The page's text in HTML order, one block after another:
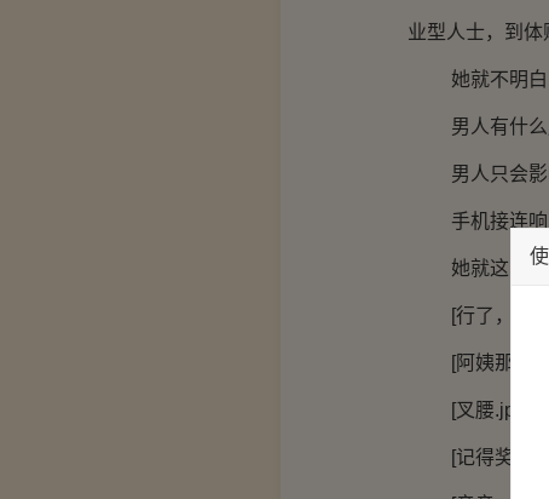
业型人士，到体
她就不明白了
男人有什么
男人只会影
手机接连响了
她就这习惯，
[行了，你先
[阿姨那边我
[叉腰.jpg]
[记得奖励我